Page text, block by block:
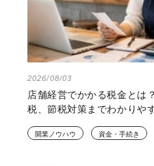
2026/08/03
店舗経営でかかる税金とは
税、節税対策までわかりや
開業ノウハウ 資金・手続き